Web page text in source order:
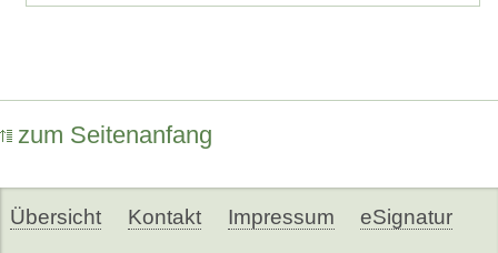
zum Seitenanfang
Übersicht Kontakt Impressum eSignatur